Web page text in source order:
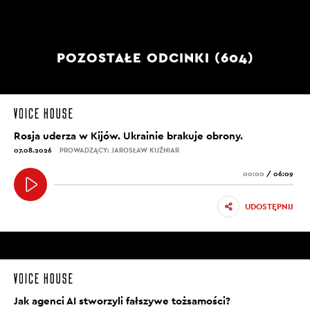
POZOSTAŁE ODCINKI (604)
Rosja uderza w Kijów. Ukrainie brakuje obrony.
07.08.2026 PROWADZĄCY: JAROSŁAW KUŹNIAR
00:00 / 06:09
UDOSTĘPNIJ
Jak agenci AI stworzyli fałszywe tożsamości?